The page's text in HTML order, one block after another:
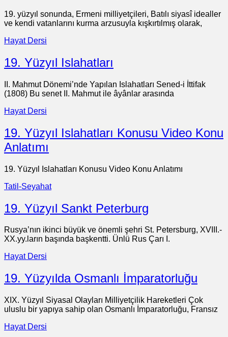
19. yüzyıl sonunda, Ermeni milliyetçileri, Batılı siyasî idealler
ve kendi vatanlarını kurma arzusuyla kışkırtılmış olarak,
Hayat Dersi
19. Yüzyıl Islahatları
II. Mahmut Dönemi’nde Yapılan Islahatları Sened-i İttifak
(1808) Bu senet II. Mahmut ile âyânlar arasında
Hayat Dersi
19. Yüzyıl Islahatları Konusu Video Konu
Anlatımı
19. Yüzyıl Islahatları Konusu Video Konu Anlatımı
Tatil-Seyahat
19. Yüzyıl Sankt Peterburg
Rusya’nın ikinci büyük ve önemli şehri St. Petersburg, XVIII.-
XX.yy.ların başında başkentti. Ünlü Rus Çarı I.
Hayat Dersi
19. Yüzyılda Osmanlı İmparatorluğu
XIX. Yüzyıl Siyasal Olayları Milliyetçilik Hareketleri Çok
uluslu bir yapıya sahip olan Osmanlı İmparatorluğu, Fransız
Hayat Dersi